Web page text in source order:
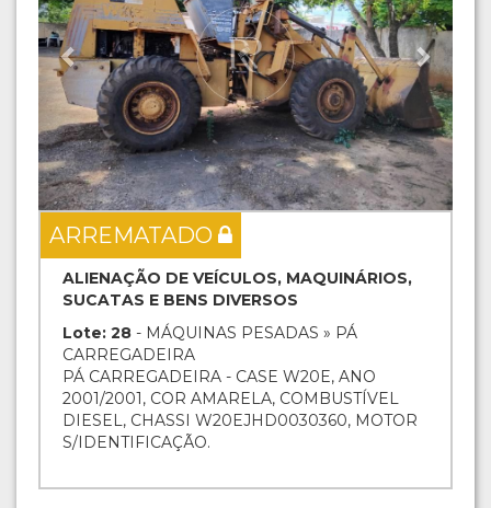
ARREMATADO
ALIENAÇÃO DE VEÍCULOS, MAQUINÁRIOS,
SUCATAS E BENS DIVERSOS
Lote: 28 - MÁQUINAS PESADAS » PÁ
CARREGADEIRA
PÁ CARREGADEIRA - CASE W20E, ANO
2001/2001, COR AMARELA, COMBUSTÍVEL
DIESEL, CHASSI W20EJHD0030360, MOTOR
S/IDENTIFICAÇÃO.